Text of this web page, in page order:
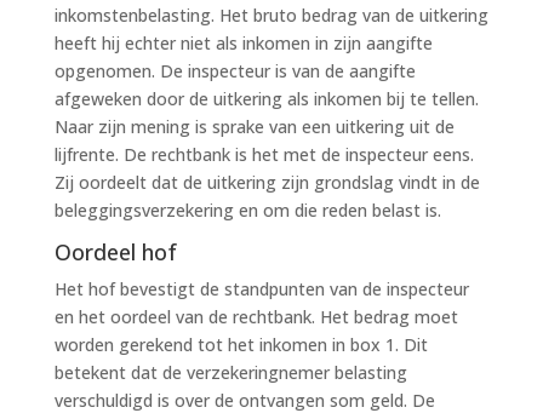
inkomstenbelasting. Het bruto bedrag van de uitkering
heeft hij echter niet als inkomen in zijn aangifte
opgenomen. De inspecteur is van de aangifte
afgeweken door de uitkering als inkomen bij te tellen.
Naar zijn mening is sprake van een uitkering uit de
lijfrente. De rechtbank is het met de inspecteur eens.
Zij oordeelt dat de uitkering zijn grondslag vindt in de
beleggingsverzekering en om die reden belast is.
Oordeel hof
Het hof bevestigt de standpunten van de inspecteur
en het oordeel van de rechtbank. Het bedrag moet
worden gerekend tot het inkomen in box 1. Dit
betekent dat de verzekeringnemer belasting
verschuldigd is over de ontvangen som geld. De